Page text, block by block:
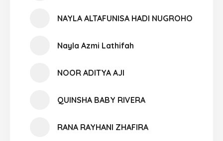
NAYLA ALTAFUNISA HADI NUGROHO
Nayla Azmi Lathifah
NOOR ADITYA AJI
QUINSHA BABY RIVERA
RANA RAYHANI ZHAFIRA